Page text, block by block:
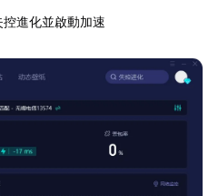
進化並啟動加速